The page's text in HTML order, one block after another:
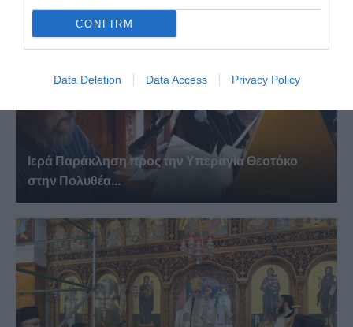
CONFIRM
Data Deletion Data Access Privacy Policy
Ιερά Παράκληση προς την Υπεραγία Θεοτόκο
στην Πολυθέα...